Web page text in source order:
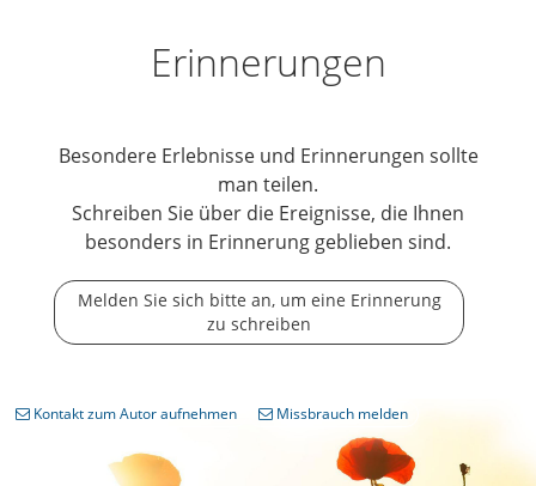
Erinnerungen
Besondere Erlebnisse und Erinnerungen sollte
man teilen.
Schreiben Sie über die Ereignisse, die Ihnen
besonders in Erinnerung geblieben sind.
Melden Sie sich bitte an, um eine Erinnerung
zu schreiben
Kontakt zum Autor aufnehmen Missbrauch melden